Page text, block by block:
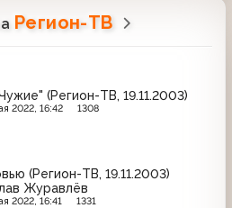
Регион-ТВ
(Регион-ТВ, 19.11.2003)
2022, 16:42 1308
(Регион-ТВ, 19.11.2003)
Журавлёв
2022, 16:41 1331